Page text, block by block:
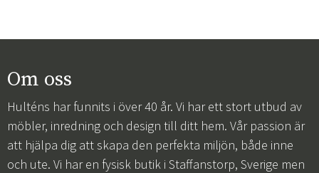
Om oss
Hulténs har funnits i över 40 år. Vi har ett stort utbud av
möbler, inredning och design till ditt hem. Vår passion är
att hjälpa dig att skapa den perfekta miljön, både inne
och ute. Vi har en fysisk butik i Staffanstorp, Sverige men